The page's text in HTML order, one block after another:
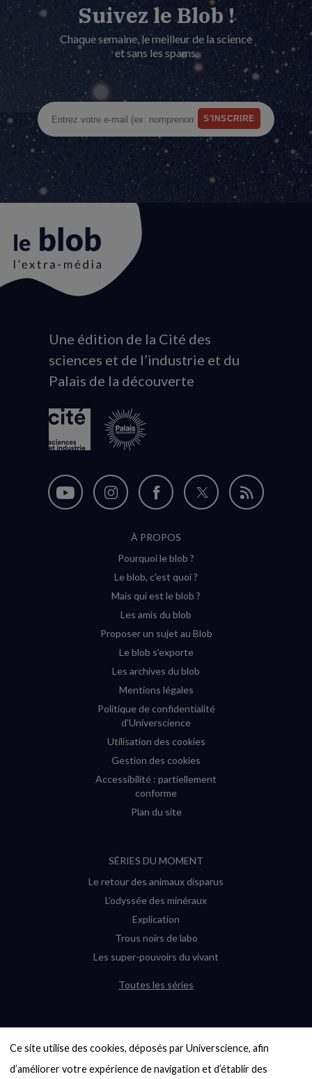
Ce site utilise des cookies, déposés par Universcience, afin
d’améliorer votre expérience de navigation et d’établir des
Suivez le Blob !
Chaque semaine, le meilleur de la science
et sans les spams.
Animation
du
logo
Une édition de la Cité des
sciences et de l’industrie et du
Palais de la découverte
Nous
Nous
Instagram
(nouvelle
Nous
sur
Facebook
(nouvelle
Nous
Flux
À PROPOS
Pourquoi le blob ?
Le blob, c'est quoi ?
Mais qui est le blob ?
Les amis du blob
Proposer un sujet au Blob
Le blob s'exporte
Les archives du blob
Mentions légales
Politique de confidentialité
d'Universcience
Utilisation des cookies
Gestion des cookies
Accessibilité : partiellement
conforme
Plan du site
SÉRIES DU MOMENT
Le retour des animaux disparus
L’odyssée des minéraux
Explication
Trous noirs de labo
Les super-pouvoirs du vivant
Toutes les séries
6000 exoplanètes, et pas de « Terre »
en vue ?